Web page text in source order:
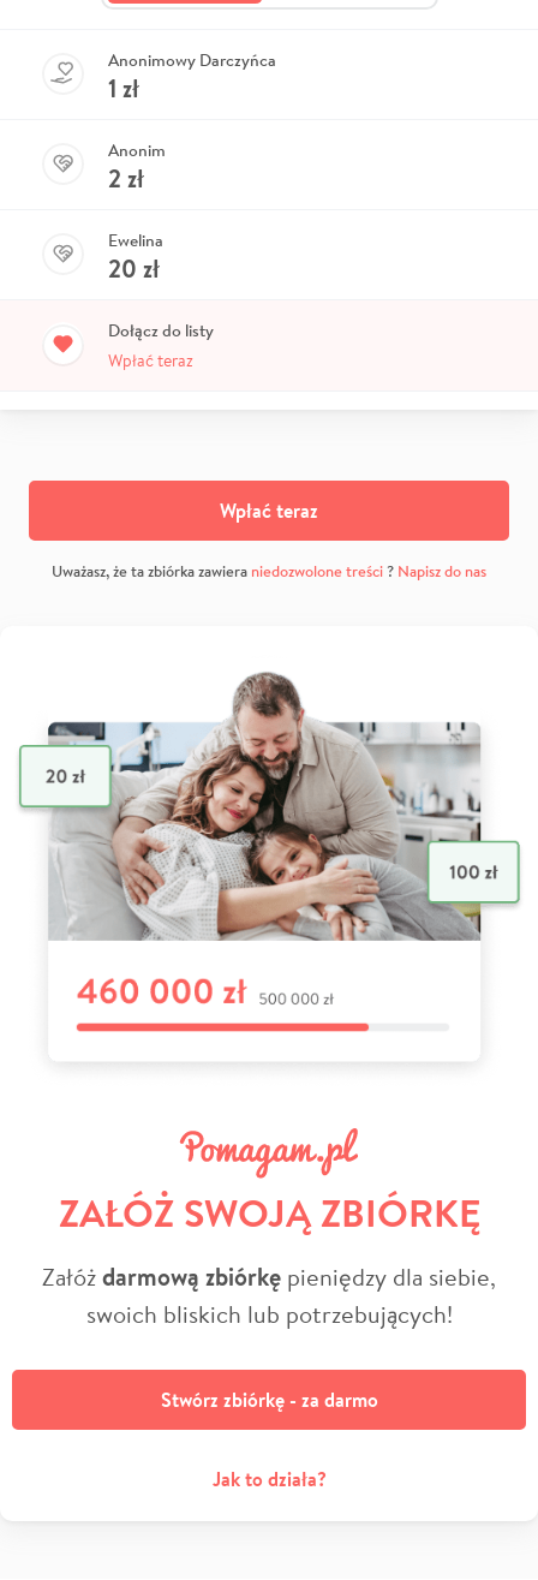
Anonimowy Darczyńca
1 zł
Anonim
2 zł
Ewelina
20 zł
Dołącz do listy
Wpłać teraz
Wpłać teraz
Uważasz, że ta zbiórka zawiera niedozwolone treści? Napisz do nas
ZAŁÓŻ SWOJĄ ZBIÓRKĘ
Załóżdarmową zbiórkę pieniędzy dla siebie,
swoich bliskich lub potrzebujących!
Stwórz zbiórkę - za darmo
Jak to działa?